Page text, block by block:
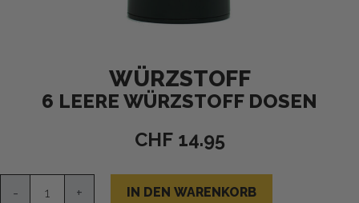
WÜRZSTOFF
6 LEERE WÜRZSTOFF DOSEN
CHF14.95
-
Leere
WÜRZSTOFF
+ IN DEN WARENKORB